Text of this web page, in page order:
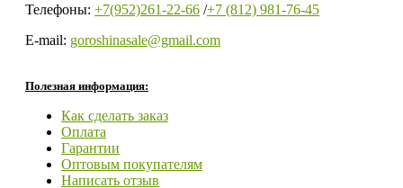
Телефоны: +7(952)261-22-66 /+7 (812) 981-76-45
E-mail: goroshinasale@gmail.com
Полезная информация:
Как сделать заказ
Оплата
Гарантии
Оптовым покупателям
Написать отзыв